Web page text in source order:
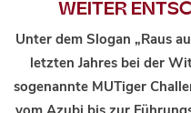
WEITER
Unter dem Slogan „Raus
letzten Jahres bei der
sogenannte MUTiger